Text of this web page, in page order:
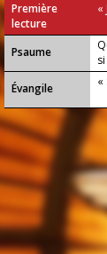
Première
lecture
«
Psaume
Évangile «